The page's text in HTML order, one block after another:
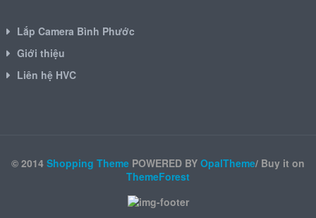
Lắp Camera Bình Phước
Giới thiệu
Liên hệ HVC
© 2014 Shopping Theme POWERED BY OpalTheme/ Buy it on
ThemeForest